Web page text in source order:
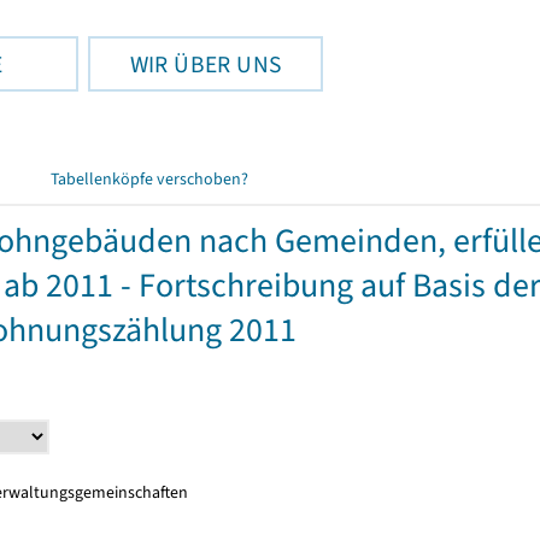
WIR ÜBER UNS
Tabellenköpfe verschoben?
nach Gemeinden,
2011 - Fortschreibung auf Basis der
2011